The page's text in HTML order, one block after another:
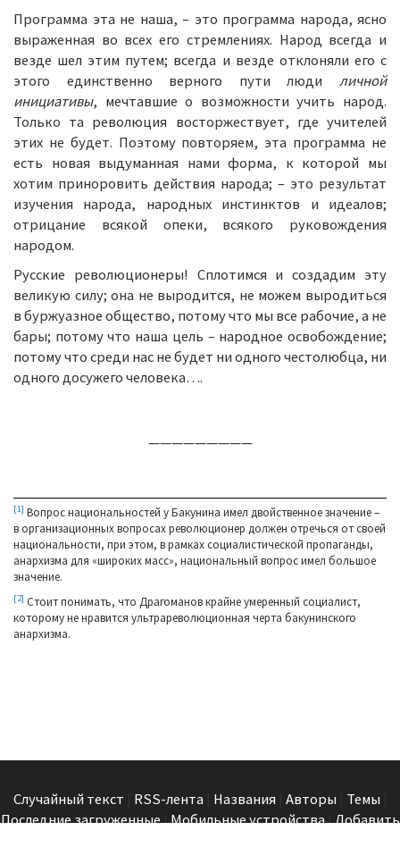
Программа эта не наша, – это программа народа, ясно
выраженная во всех его стремлениях. Народ всегда и
везде шел этим путем; всегда и везде отклоняли его с
этого единственно верного пути люди личной
инициативы, мечтавшие о возможности учить народ.
Только та революция восторжествует, где учителей
этих не будет. Поэтому повторяем, эта программа не
есть новая выдуманная нами форма, к которой мы
хотим приноровить действия народа; – это результат
изучения народа, народных инстинктов и идеалов;
отрицание всякой опеки, всякого руковождения
народом.
Русские революционеры! Сплотимся и создадим эту
великую силу; она не выродится, не можем выродиться
в буржуазное общество, потому что мы все рабочие, а не
бары; потому что наша цель – народное освобождение;
потому что среди нас не будет ни одного честолюбца, ни
одного досужего человека….
—————————
[1] Вопрос национальностей у Бакунина имел двойственное значение –
в организационных вопросах революционер должен отречься от своей
национальности, при этом, в рамках социалистической пропаганды,
анархизма для «широких масс», национальный вопрос имел большое
значение.
[2] Стоит понимать, что Драгоманов крайне умеренный социалист,
которому не нравится ультрареволюционная черта бакунинского
анархизма.
Случайный текст RSS-лента Названия Авторы Темы
Последние загруженные|Мобильные устройства|Добавить